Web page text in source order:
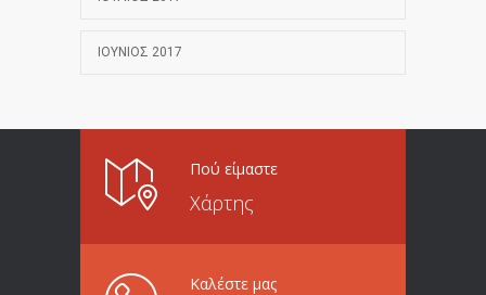
ΙΟΎΝΙΟΣ 2017
Πού είμαστε
Χάρτης
Καλέστε μας